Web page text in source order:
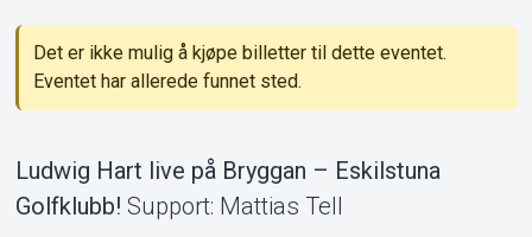
Det er ikke mulig å kjøpe billetter til dette eventet.
Eventet har allerede funnet sted.
Ludwig Hart live på Bryggan – Eskilstuna
Golfklubb! Support: Mattias Tell